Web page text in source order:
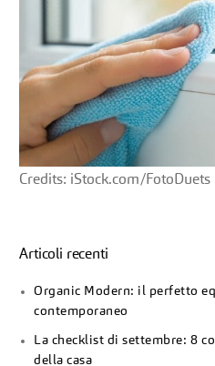
Credits: iStock.com/FotoDuets
Articoli recenti
Organic Modern: il perfetto
contemporaneo
La checklist di settembre: 8
della casa